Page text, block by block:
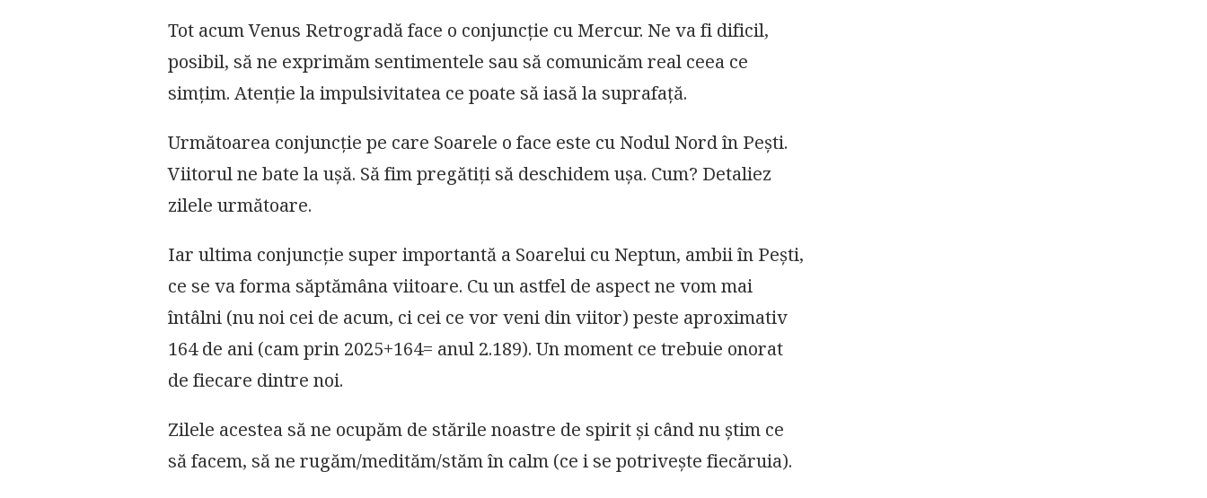
Tot acum Venus Retrogradă face o conjuncție cu Mercur. Ne va fi dificil,
posibil, să ne exprimăm sentimentele sau să comunicăm real ceea ce
simțim. Atenție la impulsivitatea ce poate să iasă la suprafață.
Următoarea conjuncție pe care Soarele o face este cu Nodul Nord în Pești.
Viitorul ne bate la ușă. Să fim pregătiți să deschidem ușa. Cum? Detaliez
zilele următoare.
Iar ultima conjuncție super importantă a Soarelui cu Neptun, ambii în Pești,
ce se va forma săptămâna viitoare. Cu un astfel de aspect ne vom mai
întâlni (nu noi cei de acum, ci cei ce vor veni din viitor) peste aproximativ
164 de ani (cam prin 2025+164= anul 2.189). Un moment ce trebuie onorat
de fiecare dintre noi.
Zilele acestea să ne ocupăm de stările noastre de spirit și când nu știm ce
să facem, să ne rugăm/medităm/stăm în calm (ce i se potrivește fiecăruia).